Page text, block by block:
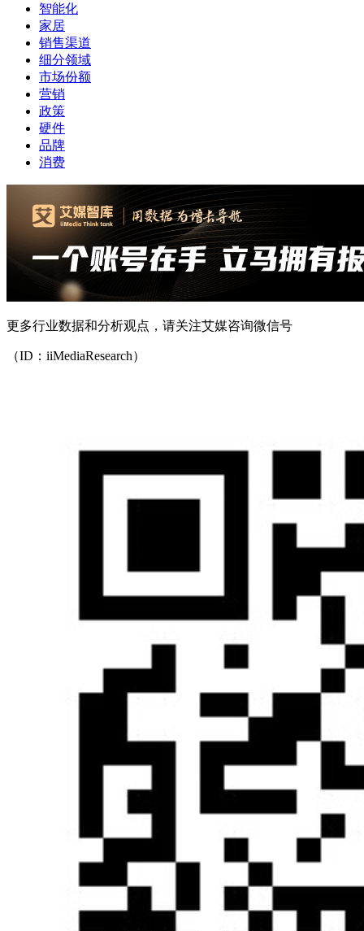
智能化
家居
销售渠道
细分领域
市场份额
营销
政策
硬件
品牌
消费
更多行业数据和分析观点，请关注艾媒咨询微信号
（ID：iiMediaResearch）